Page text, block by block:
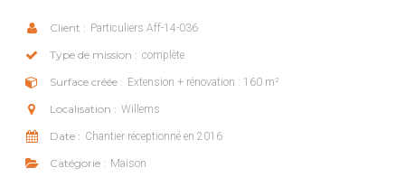
Client : Particuliers Aff-14-036
Type de mission : complète
Surface créée : Extension + rénovation : 160 m²
Localisation : Willems
Date : Chantier réceptionné en 2016
Catégorie : Maison